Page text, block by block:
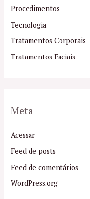
Procedimentos
Tecnologia
Tratamentos Corporais
Tratamentos Faciais
Meta
Acessar
Feed de posts
Feed de comentários
WordPress.org